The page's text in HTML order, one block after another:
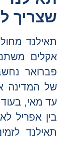
שצריך
תאילנד
אקלים
פברואר
של המדינה
עד מאי, בעוד
בין אפריל
תאילנד